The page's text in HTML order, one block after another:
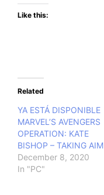
Like this:
Related
YA ESTÁ DISPONIBLE
MARVEL’S AVENGERS
OPERATION: KATE
BISHOP – TAKING AIM
December 8, 2020
In "PC"